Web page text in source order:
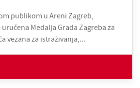
publikom u Areni Zagreb,
Medalja Grada Zagreba za
vezana za istraživanja,...